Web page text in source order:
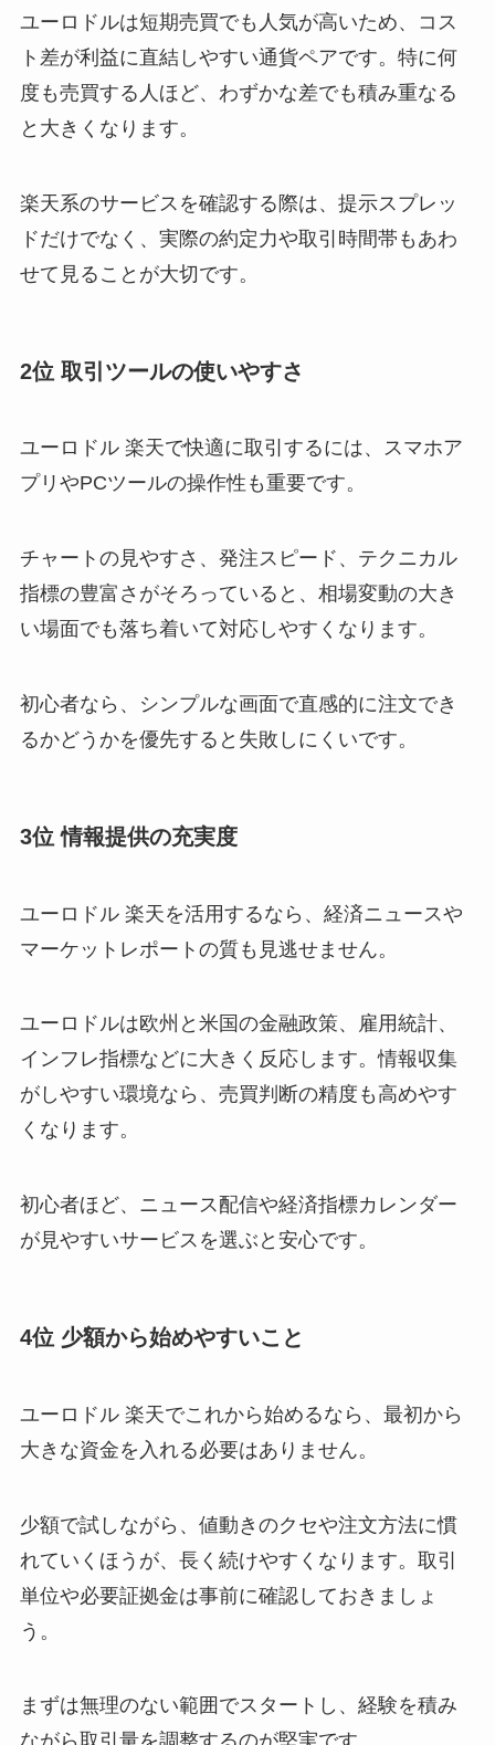
ユーロドルは短期売買でも人気が高いため、コス
ト差が利益に直結しやすい通貨ペアです。特に何
度も売買する人ほど、わずかな差でも積み重なる
と大きくなります。
楽天系のサービスを確認する際は、提示スプレッ
ドだけでなく、実際の約定力や取引時間帯もあわ
せて見ることが大切です。
2位 取引ツールの使いやすさ
ユーロドル 楽天で快適に取引するには、スマホア
プリやPCツールの操作性も重要です。
チャートの見やすさ、発注スピード、テクニカル
指標の豊富さがそろっていると、相場変動の大き
い場面でも落ち着いて対応しやすくなります。
初心者なら、シンプルな画面で直感的に注文でき
るかどうかを優先すると失敗しにくいです。
3位 情報提供の充実度
ユーロドル 楽天を活用するなら、経済ニュースや
マーケットレポートの質も見逃せません。
ユーロドルは欧州と米国の金融政策、雇用統計、
インフレ指標などに大きく反応します。情報収集
がしやすい環境なら、売買判断の精度も高めやす
くなります。
初心者ほど、ニュース配信や経済指標カレンダー
が見やすいサービスを選ぶと安心です。
4位 少額から始めやすいこと
ユーロドル 楽天でこれから始めるなら、最初から
大きな資金を入れる必要はありません。
少額で試しながら、値動きのクセや注文方法に慣
れていくほうが、長く続けやすくなります。取引
単位や必要証拠金は事前に確認しておきましょ
う。
まずは無理のない範囲でスタートし、経験を積み